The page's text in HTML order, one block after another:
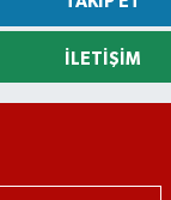
İLETIŞIM